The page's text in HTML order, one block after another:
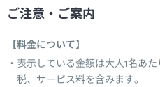
ご注意・ご案内
【料金について】
表示している金額は大人1名あ
税、サービス料を含みます。